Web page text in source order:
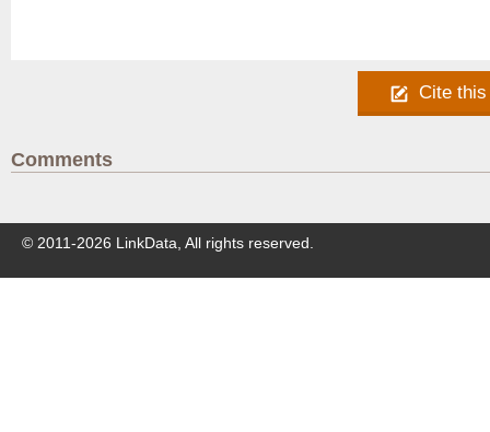
Cite this
Comments
© 2011-2026 LinkData, All rights reserved.